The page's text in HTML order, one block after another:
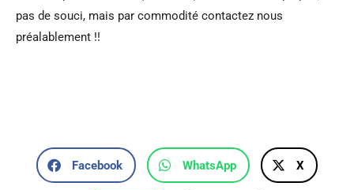
pas de souci, mais par commodité contactez nous
préalablement !!
Facebook WhatsApp X